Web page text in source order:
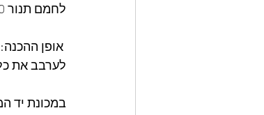
לחמם תנור 170 מעלות טורבו
לערבב את
במכונת יד